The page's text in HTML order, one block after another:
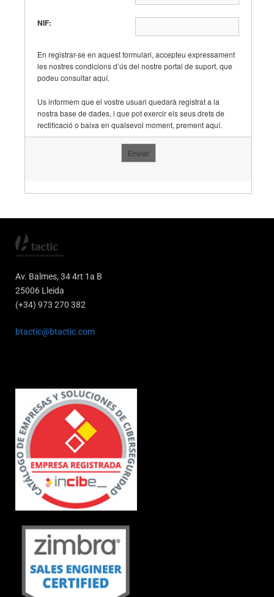
NIF:
En registrar-se en aquest formulari, accepteu expressament
les nostres condicions d’ús del nostre portal de suport, que
podeu consultaraquí­.
Us informem que el vostre usuari quedarà registrat a la
nostra base de dades, i que pot exercir els seus drets de
rectificació o baixa en qualsevol moment, prementaquí­.
Av. Balmes, 34 4rt 1a B
25006 Lleida
(+34) 973 270 382
btactic@btactic.com